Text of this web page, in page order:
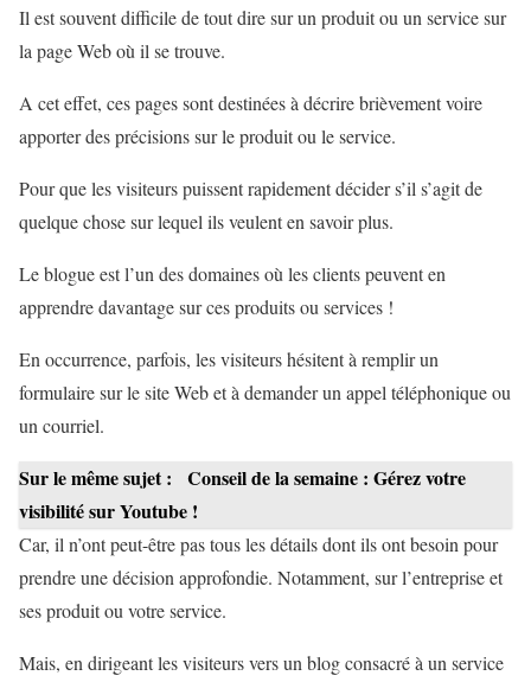
Il est souvent difficile de tout dire sur un produit ou un service sur
la page Web où il se trouve.
A cet effet, ces pages sont destinées à décrire brièvement voire
apporter des précisions sur le produit ou le service.
Pour que les visiteurs puissent rapidement décider s’il s’agit de
quelque chose sur lequel ils veulent en savoir plus.
Le blogue est l’un des domaines où les clients peuvent en
apprendre davantage sur ces produits ou services !
En occurrence, parfois, les visiteurs hésitent à remplir un
formulaire sur le site Web et à demander un appel téléphonique ou
un courriel.
Sur le même sujet :
Conseil de la semaine : Gérez votre
visibilité sur Youtube !
Car, il n’ont peut-être pas tous les détails dont ils ont besoin pour
prendre une décision approfondie. Notamment, sur l’entreprise et
ses produit ou votre service.
Mais, en dirigeant les visiteurs vers un blog consacré à un service